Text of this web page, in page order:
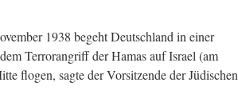
1938 begeht Deutschland in einer
Terrorangriff der Hamas auf Israel (am
flogen, sagte der Vorsitzende der Jüdischen